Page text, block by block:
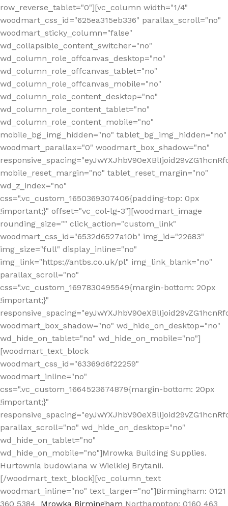
row_reverse_tablet="0"][vc_column width="1/4"
woodmart_css_id="625ea315eb336" parallax_scroll="no"
woodmart_sticky_column="false"
wd_collapsible_content_switcher="no"
wd_column_role_offcanvas_desktop="no"
wd_column_role_offcanvas_tablet="no"
wd_column_role_offcanvas_mobile="no"
wd_column_role_content_desktop="no"
wd_column_role_content_tablet="no"
wd_column_role_content_mobile="no"
mobile_bg_img_hidden="no" tablet_bg_img_hidden="no"
woodmart_parallax="0" woodmart_box_shadow="no"
mobile_reset_margin="no" tablet_reset_margin="no"
wd_z_index="no"
css=".vc_custom_1650369307406{padding-top: 0px
!important;}" offset="vc_col-lg-3"][woodmart_image
rounding_size="" click_action="custom_link"
woodmart_css_id="6532d6527a10b" img_id="22683"
img_size="full" display_inline="no"
img_link="https://antbs.co.uk/pl" img_link_blank="no"
parallax_scroll="no"
css=".vc_custom_1697830495549{margin-bottom: 20px
!important;}"
woodmart_box_shadow="no" wd_hide_on_desktop="no"
wd_hide_on_tablet="no" wd_hide_on_mobile="no"]
[woodmart_text_block
woodmart_css_id="63369d6f22259"
woodmart_inline="no"
css=".vc_custom_1664523674879{margin-bottom: 20px
!important;}"
parallax_scroll="no" wd_hide_on_desktop="no"
wd_hide_on_tablet="no"
wd_hide_on_mobile="no"]Mrowka Building Supplies.
Hurtownia budowlana w Wielkiej Brytanii.
[/woodmart_text_block][vc_column_text
woodmart_inline="no" text_larger="no"]Birmingham: 0121
360 5384
Mrowka Birmingham Northampton: 0160 463